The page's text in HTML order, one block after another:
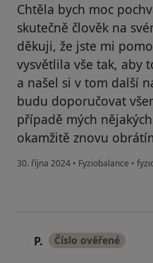
Chtěla bych moc
skutečně člověk na
děkuji, že jste mi
vysvětlila vše tak, aby
a našel si v tom další
budu doporučovat
případě mých
okamžitě znovu
30. října 2024 • Fyziobalance •
P. Číslo ověřené